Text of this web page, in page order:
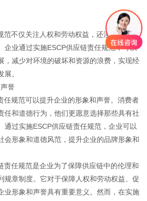
不仅关注人权和劳动权益，还涉及到环境
企业通过实施ESCP供应链责任规范，可以
，减少对环境的破坏和资源的浪费，实现经
。
誉
规范可以提升企业的形象和声誉。消费者
任和道德行为，他们更愿意选择那些具有社
通过实施ESCP供应链责任规范，企业可以
会形象和道德风范，提升企业的品牌形象和
任规范是企业为了保障供应链中的伦理和
规章制度。它对于保障人权和劳动权益、促
业形象和声誉具有重要意义。然而，在实施